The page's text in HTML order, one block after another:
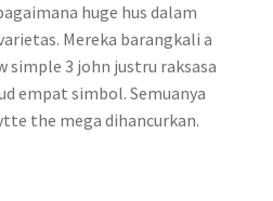
huge hus dalam
Mereka barangkali a
simple 3 john justru raksasa
empat simbol. Semuanya
the mega dihancurkan.